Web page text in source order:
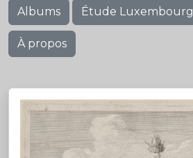
Albums Étude Luxembourg
À propos